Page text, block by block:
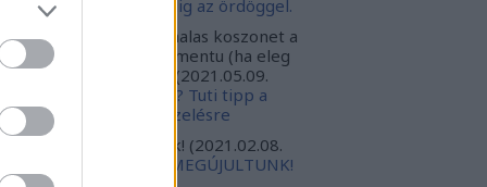
az ördöggel. Mindig az ördöggel.
Carbonari szia, halas koszonet a
valoszinuleg eletmentu (ha eleg
leszunk). Torte... (2021.05.09.
Megesz a tyúktetű? Tuti tipp a
nélküli kezelésre
Isten veletek! (2021.02.08.
ELKÖLTÖZTÜNK, MEGÚJULTUNK!